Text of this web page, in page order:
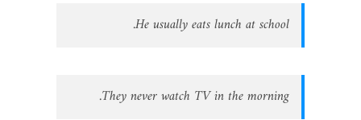
He usually eats lunch at school.
They never watch TV in the morning.